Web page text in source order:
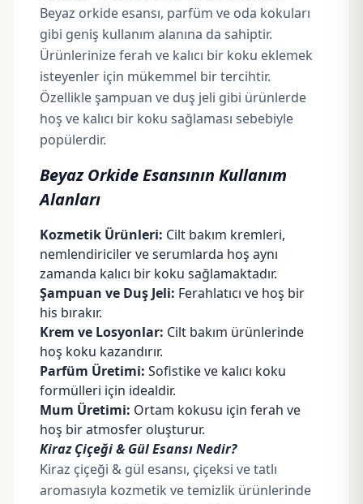
Beyaz orkide esansı, parfüm ve oda kokuları
gibi geniş kullanım alanına da sahiptir.
Ürünlerinize ferah ve kalıcı bir koku eklemek
isteyenler için mükemmel bir tercihtir.
Özellikle şampuan ve duş jeli gibi ürünlerde
hoş ve kalıcı bir koku sağlaması sebebiyle
popülerdir.
Beyaz Orkide Esansının Kullanım
Alanları
Kozmetik Ürünleri: Cilt bakım kremleri,
nemlendiriciler ve serumlarda hoş aynı
zamanda kalıcı bir koku sağlamaktadır.
Şampuan ve Duş Jeli: Ferahlatıcı ve hoş bir
his bırakır.
Krem ve Losyonlar: Cilt bakım ürünlerinde
hoş koku kazandırır.
Parfüm Üretimi: Sofistike ve kalıcı koku
formülleri için idealdir.
Mum Üretimi: Ortam kokusu için ferah ve
hoş bir atmosfer oluşturur.
Kiraz Çiçeği & Gül Esansı Nedir?
Kiraz çiçeği & gül esansı, çiçeksi ve tatlı
aromasıyla kozmetik ve temizlik ürünlerinde